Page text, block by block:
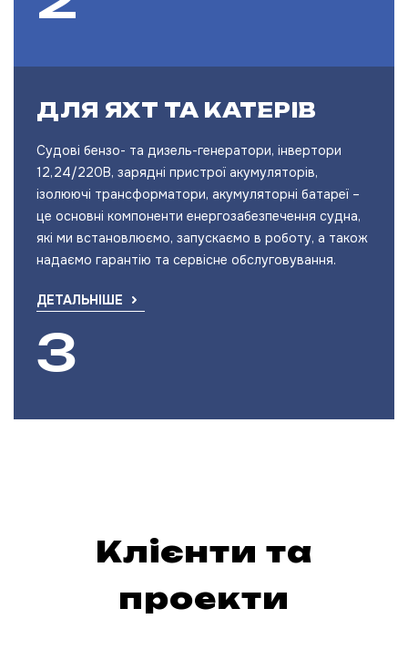
ДЛЯ ЯХТ ТА КАТЕРІВ
Судові бензо- та дизель-генератори, інвертори
12,24/220В, зарядні пристрої акумуляторів,
ізолюючі трансформатори, акумуляторні батареї –
це основні компоненти енергозабезпечення судна,
які ми встановлюємо, запускаємо в роботу, а також
надаємо гарантію та сервісне обслуговування.
ДЕТАЛЬНІШЕ
Клієнти та
проекти